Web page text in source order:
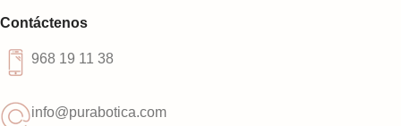
Contáctenos
968 19 11 38
info@purabotica.com